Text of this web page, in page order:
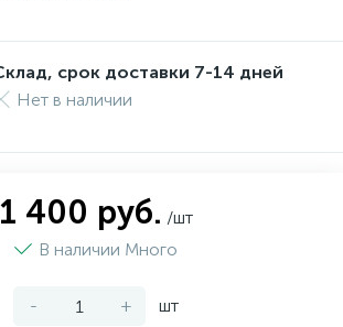
срок доставки 7-14 дней
Нет в наличии
1 400 руб. /шт
В наличии Много
- + шт